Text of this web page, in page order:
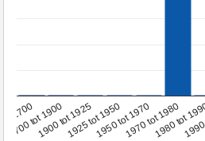
1700
1700 tot 1900
1900 tot 19251925 tot 19501950 tot 19701970 tot 1980
1980 tot